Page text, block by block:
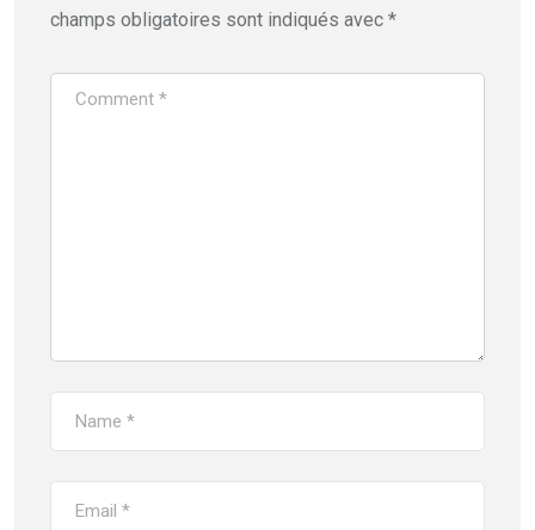
champs obligatoires sont indiqués avec *